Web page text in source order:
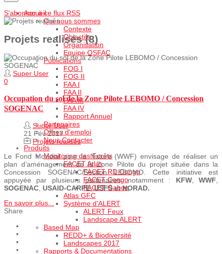
Accueil
Qui nous sommes
Contexte
Objectifs
Organisation
Equipe OSFAC
Publications
FOG I
FOG II
FAA I
FAA II
FAA III
FAA IV
Rapport Annuel
Partenaires
Offres d'emploi
Nous Contacter
Produits
Monitoring des Forêts
FACET Atlas
FACET RD Congo
FACET Congo
FACET Gabon
Atlas GFC
Système d'ALERT
ALERT Feux
Landscape ALERT
Based Map
REDD+ & Biodiversité
Landscapes 2017
Rapports & Documentations
S'abonner à ce flux RSS
Projets realisés (8)
Super User
0
Occupation du sol de la Zone Pilote LEBOMO / Concession
SOGENAC
Super User
21 Fév 2017
Projets realisés
Le Fond Mondial pour la Nature (WWF) envisage de réaliser un
plan d’aménagement de la Zone Pilote du projet située dans la
Concession SOGENAC/Section LEBOMO. Cette initiative est
appuyée par plusieurs partenaires, notamment : KFW, WWF
SOGENAC USAID-CARPE,USFSetNORAD.
En savoir plus...
Share